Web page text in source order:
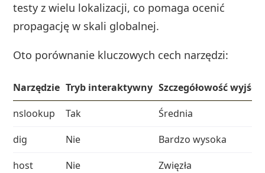
testy z wielu lokalizacji, co pomaga ocenić
propagację w skali globalnej.
Oto porównanie kluczowych cech narzędzi:
Narzędzie Tryb interaktywny Szczegółowość wyjścia
nslookup
Tak
Średnia
dig
Nie
Bardzo wysoka
host
Nie Zwięzła